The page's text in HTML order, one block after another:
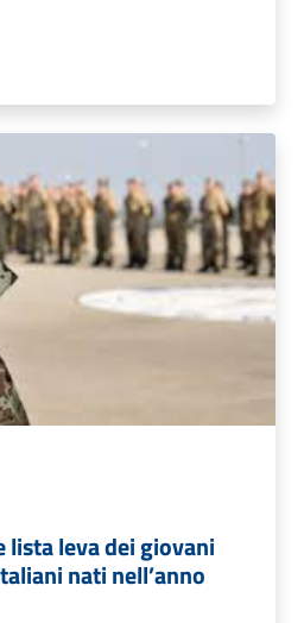
lista leva dei giovani
nati nell’anno